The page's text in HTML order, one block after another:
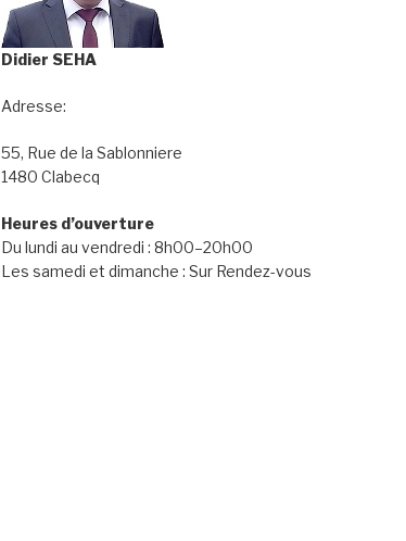
Didier SEHA
Adresse:
55, Rue de la Sablonniere
1480 Clabecq
Heures d’ouverture
Du lundi au vendredi : 8h00–20h00
Les samedi et dimanche : Sur Rendez-vous